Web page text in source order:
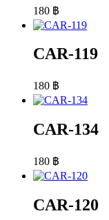
180 ฿
CAR-119
180 ฿
CAR-134
180 ฿
CAR-120